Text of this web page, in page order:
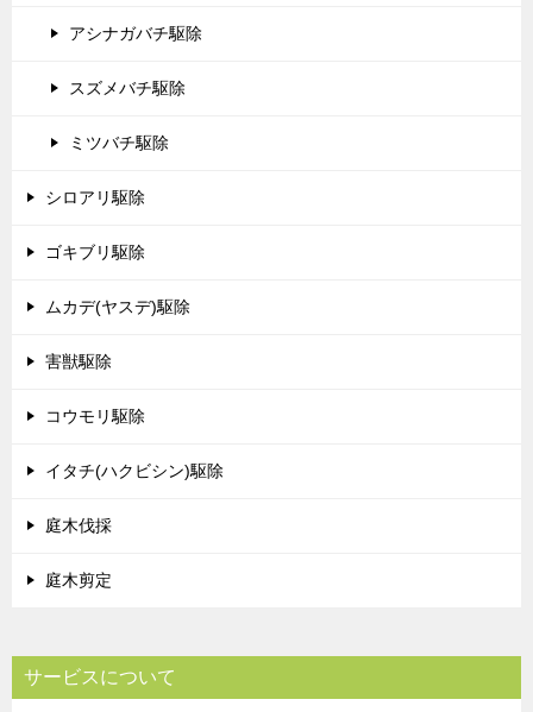
アシナガバチ駆除
スズメバチ駆除
ミツバチ駆除
シロアリ駆除
ゴキブリ駆除
ムカデ(ヤスデ)駆除
害獣駆除
コウモリ駆除
イタチ(ハクビシン)駆除
庭木伐採
庭木剪定
サービスについて